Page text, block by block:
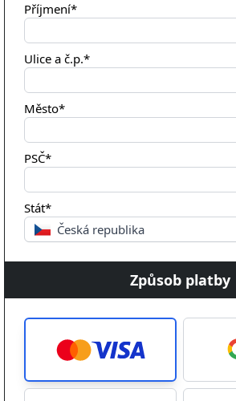
Příjmení*
Ulice a č.p.*
Město*
PSČ*
Stát*
Česká republika
Způsob platby